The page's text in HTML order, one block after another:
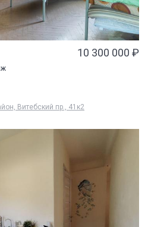
10 300 000 ₽
Витебский пр., 41к2